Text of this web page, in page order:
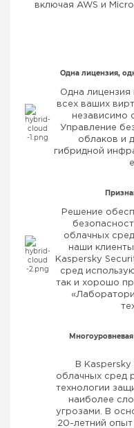
включая AWS и
Одна лицензия,
Одна лицензия
всех ваших
независимо
Управление
облаков и
гибридной
Решение
облачных
наши
Kaspersky
сред
так и хорошо
В Kaspersky
облачных сред
технологии
наиболее
угрозами. В
20-летний